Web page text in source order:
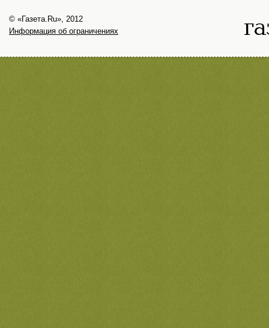
© «Газета.Ru», 2012
Информация об ограничениях